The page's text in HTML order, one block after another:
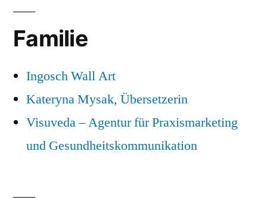
Familie
Ingosch Wall Art
Kateryna Mysak, Übersetzerin
Visuveda – Agentur für Praxismarketing
und Gesundheitskommunikation